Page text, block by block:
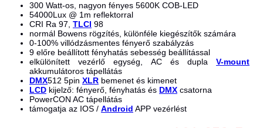
300 Watt-os, nagyon fényes 5600K COB-LED
54000Lux @ 1m reflektorral
CRI Ra 97, TLCI 98
normál Bowens rögzítés, különféle kiegészítők számára
0-100% villódzásmentes fényerő szabályzás
9 előre beállított fényhatás sebesség beállítással
elkülönített vezérlő egység, AC és dupla V-mount
akkumulátoros tápellátás
DMX512 5pin XLR bemenet és kimenet
LCD kijelző: fényerő, fényhatás és DMX csatorna
PowerCON AC tápellátás
támogatja az IOS / Android APP vezérlést